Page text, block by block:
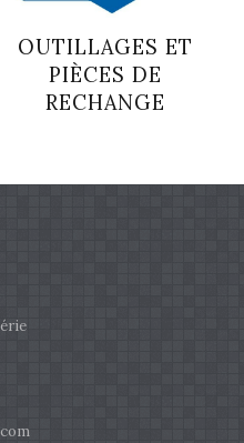
OUTILLAGES ET
PIÈCES DE
RECHANGE